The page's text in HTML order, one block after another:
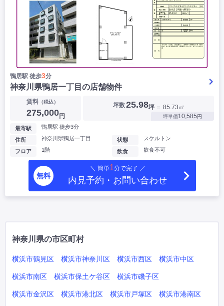
鴨居駅 徒歩3分
神奈川県鴨居一丁目の店舗物件
賃料（税込）
275,000円
坪数25.98坪 ＝ 85.73㎡
坪単価10,585円
最寄駅 鴨居駅 徒歩3分
住所 神奈川県鴨居一丁目
フロア 1階
状態 スケルトン
飲食 飲食不可
無料
＼ 簡単1分で完了 ／
内見予約・お問い合わせ
神奈川県の市区町村
横浜市鶴見区 横浜市神奈川区 横浜市西区 横浜市中区
横浜市南区 横浜市保土ケ谷区 横浜市磯子区
横浜市金沢区 横浜市港北区 横浜市戸塚区 横浜市港南区